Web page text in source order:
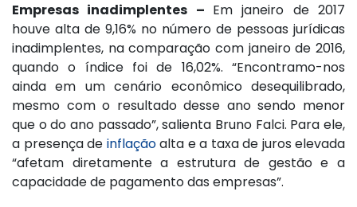
Empresas inadimplentes – Em janeiro de 2017
houve alta de 9,16% no número de pessoas jurídicas
inadimplentes, na comparação com janeiro de 2016,
quando o índice foi de 16,02%. “Encontramo-nos
ainda em um cenário econômico desequilibrado,
mesmo com o resultado desse ano sendo menor
que o do ano passado”, salienta Bruno Falci. Para ele,
a presença de inflaçãoalta e a taxa de juros elevada
“afetam diretamente a estrutura de gestão e a
capacidade de pagamento das empresas”.